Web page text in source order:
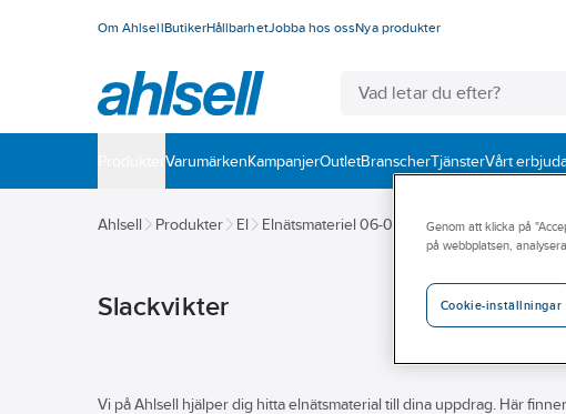
Om AhlsellButikerHållbarhetJobba hos ossNya produkter
VarumärkenKampanjerOutletBranscherTjänsterVårt
Ahlsell Produkter El Elnätsmateriel 06-09 06 Transmission
Slackvikter
Vi på Ahlsell hjälper dig hitta elnätsmaterial till dina uppdrag. Här
Genom att klicka på
på webbplatsen,
Cookie-inställningar